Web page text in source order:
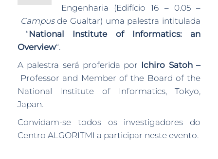
Engenharia (Edifício 16 – 0.05 –
Campusde Gualtar) uma palestra intitulada
“National Institute of Informatics: an
Overview“.
A palestra será proferida por Ichiro Satoh –
Professor and Member of the Board of the
National Institute of Informatics, Tokyo,
Japan.
Convidam-se todos os investigadores do
Centro ALGORITMI a participar neste evento.